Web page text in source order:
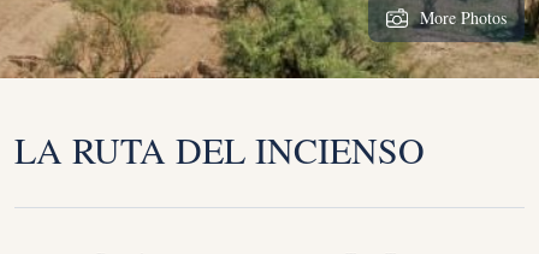
More Photos
LA RUTA DEL INCIENSO